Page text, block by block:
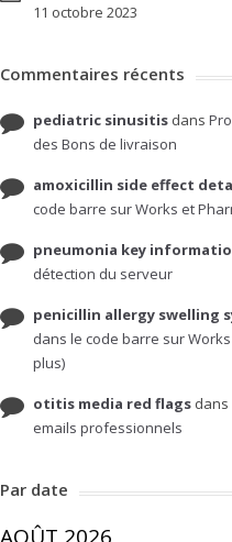
11 octobre 2023
Commentaires récents
pediatric sinusitis dans
des Bons de livraison
amoxicillin side effect
code barre sur Works et
pneumonia key
détection du serveur
penicillin allergy swelling
dans le code barre sur
plus)
otitis media red flags dans
emails professionnels
Par date